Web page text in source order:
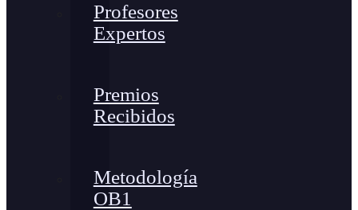
Profesores
Expertos
Premios
Recibidos
Metodología
OB1